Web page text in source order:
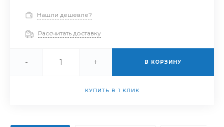
Нашли дешевле?
Рассчитать доставку
- + В КОРЗИНУ
КУПИТЬ В 1 КЛИК